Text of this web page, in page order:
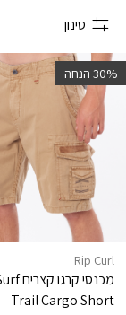
סינון
‫30% הנחה
Rip Curl
מכנסי קרגו קצרים
Trail Cargo Short